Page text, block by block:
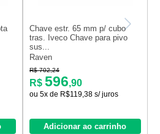
Chave estr. 65 mm p/ cubo
tras. Iveco Chave para pivo
sus...
Raven
R$ 702,24
R$ 596,90
ou 5x de R$119,38 s/ juros
Adicionar ao carrinho